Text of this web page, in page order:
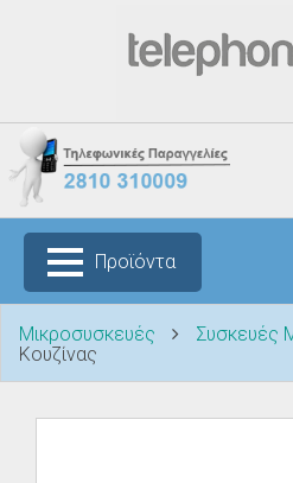
Προϊόντα
Μικροσυσκευές Συσκευές
Κουζίνας